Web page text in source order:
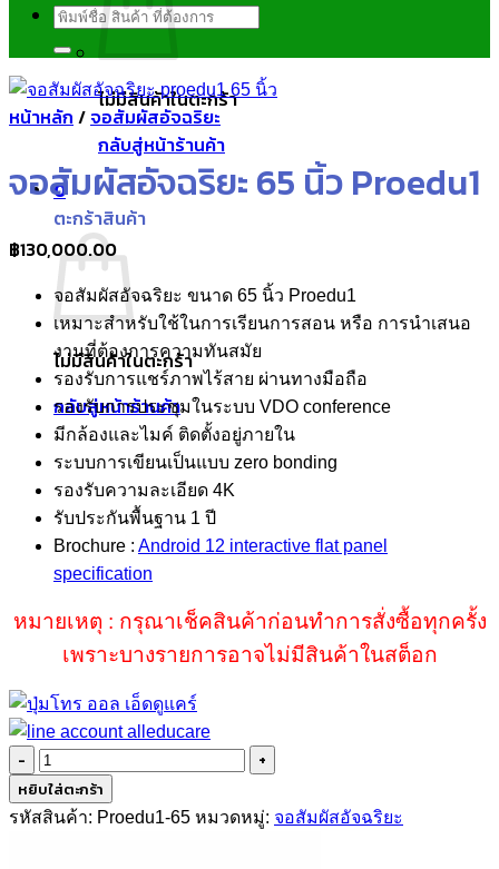
ไม่มีสินค้าในตะกร้า
กลับสู่หน้าร้านค้า
0
ตะกร้าสินค้า
ไม่มีสินค้าในตะกร้า
กลับสู่หน้าร้านค้า
ค้นหา:
หน้าหลัก / จอสัมผัสอัจฉริยะ
จอสัมผัสอัจฉริยะ 65 นิ้ว Proedu1
฿130,000.00
จอสัมผัสอัจฉริยะ ขนาด 65 นิ้ว Proedu1
เหมาะสำหรับใช้ในการเรียนการสอน หรือ การนำเสนอ
งานที่ต้องการความทันสมัย
รองรับการแชร์ภาพไร้สาย ผ่านทางมือถือ
รองรับการประชุมในระบบ VDO conference
มีกล้องและไมค์ ติดตั้งอยู่ภายใน
ระบบการเขียนเป็นแบบ zero bonding
รองรับความละเอียด 4K
รับประกันพื้นฐาน 1 ปี
Brochure : Android 12 interactive flat panel
specification
หมายเหตุ : กรุณาเช็คสินค้าก่อนทำการสั่งซื้อทุกครั้ง
เพราะบางรายการอาจไม่มีสินค้าในสต็อก
จำนวน
จอ
สัมผัส
หยิบใส่ตะกร้า
รหัสสินค้า: Proedu1-65 หมวดหมู่: จอสัมผัสอัจฉริยะ